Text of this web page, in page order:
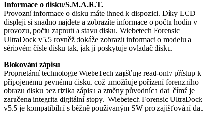
Informace o disku/S.M.A.R.T.
Provozní informace o disku máte ihned k dispozici. Díky LCD
displeji si snadno najdete a zobrazíte informace o počtu hodin v
provozu, počtu zapnutí a stavu disku. Wiebetech Forensic
UltraDock v5.5 rovněž dokáže zobrazit informaci o modelu a
sériovém čísle disku tak, jak ji poskytuje ovladač disku.
Blokování zápisu
Proprietární technologie WiebeTech zajišťuje read-only přístup k
připojenému pevnému disku, což umožňuje pořízení forenzního
obrazu disku bez rizika zápisu a změny původních dat, čímž je
zaručena integrita digitální stopy. Wiebetech Forensic UltraDock
v5.5 je kompatibilní s běžně používaným SW pro zajišťování dat.